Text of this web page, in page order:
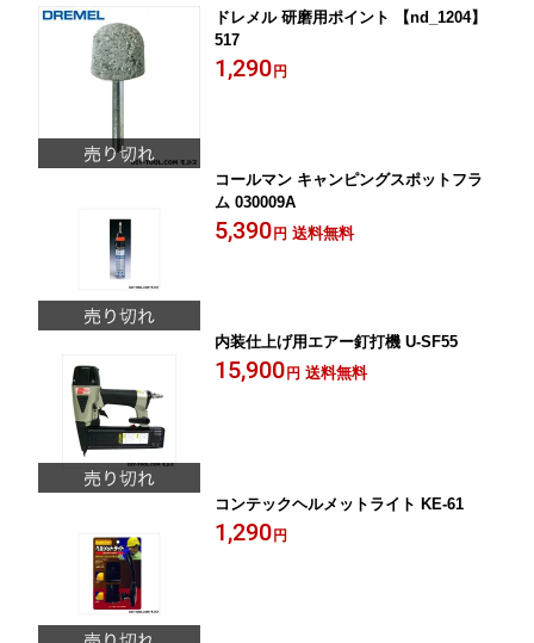
ドレメル 研磨用ポイント 【nd_1204】
517
1,290 円
コールマン キャンピングスポットフラ
ム 030009A
5,390 円 送料無料
内装仕上げ用エアー釘打機 U-SF55
15,900 円 送料無料
コンテックヘルメットライト KE-61
1,290 円